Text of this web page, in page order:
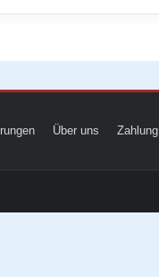
Über uns Zahlung